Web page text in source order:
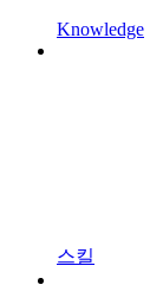
Knowledge
스킬